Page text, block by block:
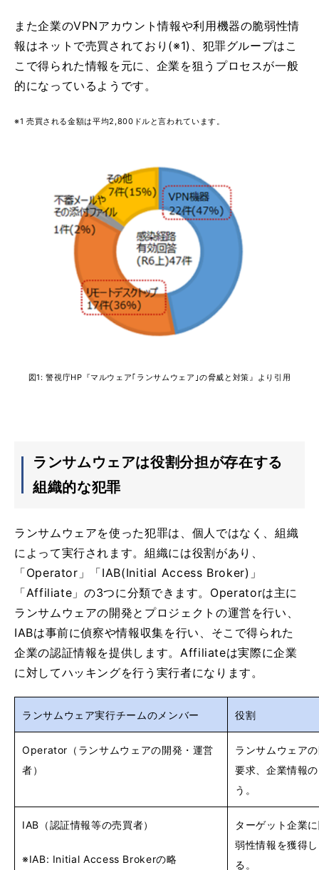
また企業のVPNアカウント情報や利用機器の脆弱性情
報はネットで売買されており(※1)、犯罪グループはこ
こで得られた情報を元に、企業を狙うプロセスが一般
的になっているようです。
※1 売買される金額は平均2,800ドルと言われています。
図1: 警視庁HP『マルウェア｢ランサムウェア｣の脅威と対策』より引用
ランサムウェアは役割分担が存在する
組織的な犯罪
ランサムウェアを使った犯罪は、個人ではなく、組織
によって実行されます。組織には役割があり、
「Operator」「IAB(Initial Access Broker)」
「Affiliate」の3つに分類できます。Operatorは主に
ランサムウェアの開発とプロジェクトの運営を行い、
IABは事前に偵察や情報収集を行い、そこで得られた
企業の認証情報を提供します。Affiliateは実際に企業
に対してハッキングを行う実行者になります。
ランサムウェア実行チームのメンバー 役割
Operator（ランサムウェアの開発・運営
者）
ランサムウェア
要求、企業情報
う。
IAB（認証情報等の売買者）
※IAB: Initial Access Brokerの略
ターゲット企業
弱性情報を獲得
る。